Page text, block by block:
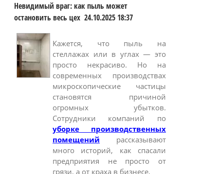
Невидимый враг: как пыль может
остановить весь цех24.10.2025 18:37
Кажется, что пыль на
стеллажах или в углах — это
просто некрасиво. Но на
современных производствах
микроскопические частицы
становятся причиной
огромных убытков.
Сотрудники компаний по
уборке производственных
помещений рассказывают
много историй, как спасали
предприятия не просто от
грязи, а от краха в бизнесе.